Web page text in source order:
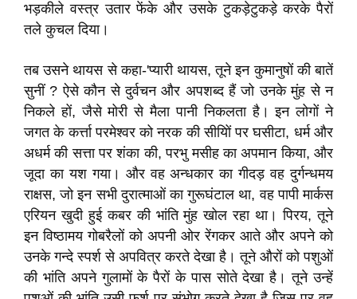
भड़कीले वस्त्र उतार फेंके और उसके टुकड़ेटुकड़े करके पैरों
तले कुचल दिया।
तब उसने थायस से कहा-'प्यारी थायस, तूने इन कुमानुषों की बातें
सुनीं ? ऐसे कौन से दुर्वचन और अपशब्द हैं जो उनके मुंह से न
निकले हों, जैसे मोरी से मैला पानी निकलता है। इन लोगों ने
जगत के कर्त्ता परमेश्वर को नरक की सीयिों पर घसीटा, धर्म और
अधर्म की सत्ता पर शंका की, परभु मसीह का अपमान किया, और
जूदा का यश गया। और वह अन्धकार का गीदड़ वह दुर्गन्धमय
राक्षस, जो इन सभी दुरात्माओं का गुरूघंटाल था, वह पापी मार्कस
एरियन खुदी हुई कबर की भांति मुंह खोल रहा था। पिरय, तूने
इन विष्ठामय गोबरैलों को अपनी ओर रेंगकर आते और अपने को
उनके गन्दे स्पर्श से अपवित्र करते देखा है। तूने औरों को पशुओं
की भांति अपने गुलामों के पैरों के पास सोते देखा है। तूने उन्हें